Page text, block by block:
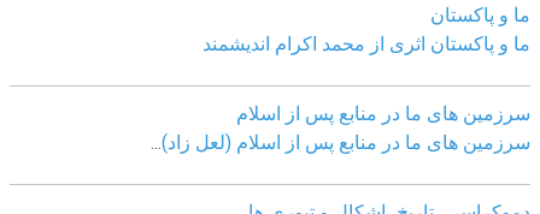
ما و پاکستان
ما و پاکستان اثری از محمد اکرام اندیشمند
سرزمین های ما در منابع پس از اسلام
سرزمین های ما در منابع پس از اسلام (لعل زاد)